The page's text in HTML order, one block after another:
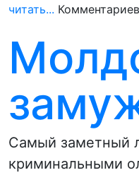
читать...
Самый заметный
криминальными